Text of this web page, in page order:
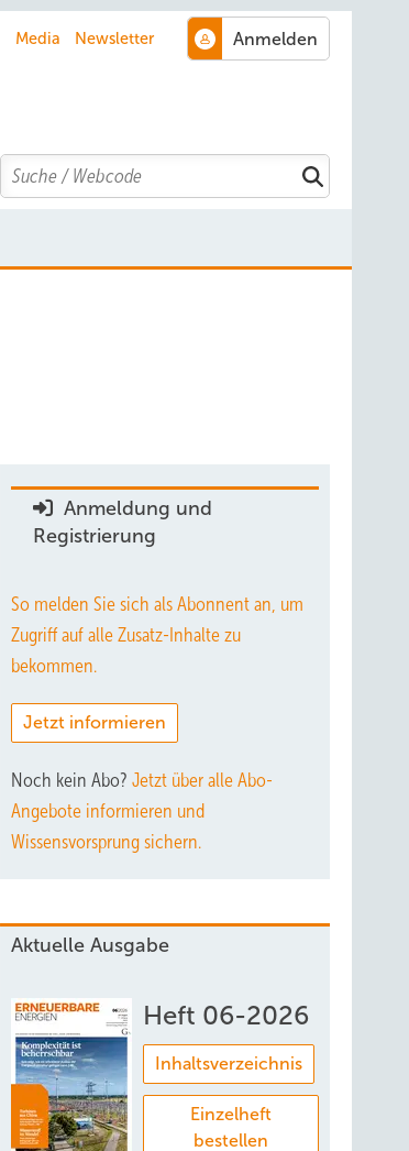
Media Newsletter
Search
Anmeldung und
Registrierung
So melden Sie sich als Abonnent an, um
Zugriff auf alle Zusatz-Inhalte zu
bekommen.
Jetzt informieren
Noch kein Abo? Jetzt über alle Abo-
Angebote informieren und
Wissensvorsprung sichern.
Aktuelle Ausgabe
Heft 06-2026
Inhaltsverzeichnis
Einzelheft
bestellen